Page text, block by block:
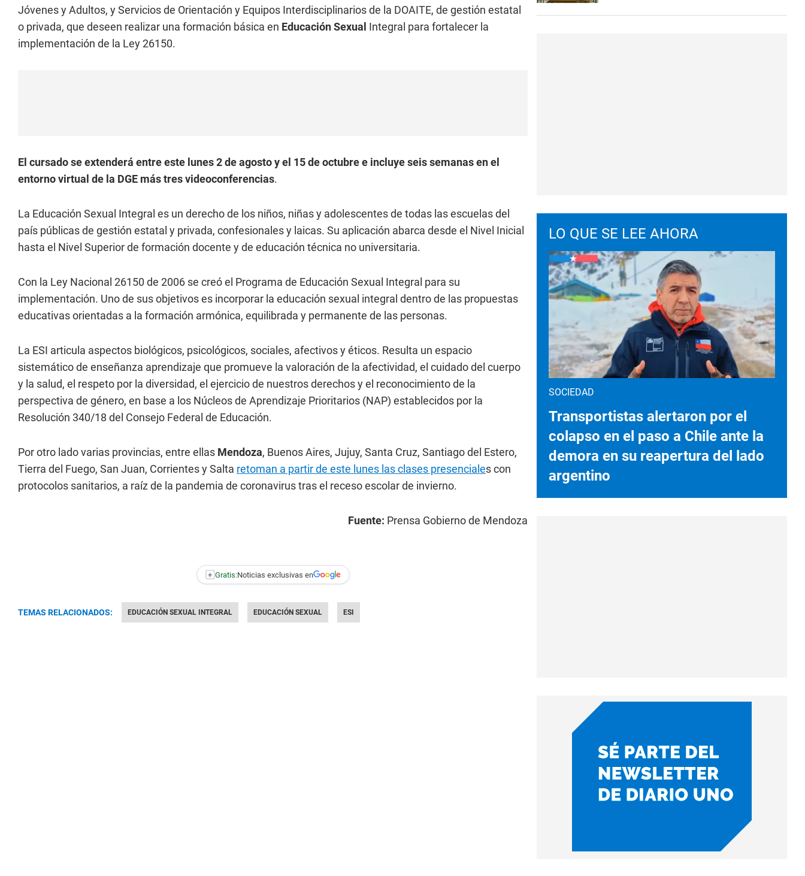
Jóvenes y Adultos, y Servicios de Orientación y Equipos Interdisciplinarios de la DOAITE, de gestión estatal
o privada, que deseen realizar una formación básica en Educación Sexual Integral para fortalecer la
implementación de la Ley 26150.
El cursado se extenderá entre este lunes 2 de agosto y el 15 de octubre e incluye seis semanas en el
entorno virtual de la DGE más tres videoconferencias.
La Educación Sexual Integral es un derecho de los niños, niñas y adolescentes de todas las escuelas del
país públicas de gestión estatal y privada, confesionales y laicas. Su aplicación abarca desde el Nivel Inicial
hasta el Nivel Superior de formación docente y de educación técnica no universitaria.
Con la Ley Nacional 26150 de 2006 se creó el Programa de Educación Sexual Integral para su
implementación. Uno de sus objetivos es incorporar la educación sexual integral dentro de las propuestas
educativas orientadas a la formación armónica, equilibrada y permanente de las personas.
La ESI articula aspectos biológicos, psicológicos, sociales, afectivos y éticos. Resulta un espacio
sistemático de enseñanza aprendizaje que promueve la valoración de la afectividad, el cuidado del cuerpo
y la salud, el respeto por la diversidad, el ejercicio de nuestros derechos y el reconocimiento de la
perspectiva de género, en base a los Núcleos de Aprendizaje Prioritarios (NAP) establecidos por la
Resolución 340/18 del Consejo Federal de Educación.
Por otro lado varias provincias, entre ellas Mendoza, Buenos Aires, Jujuy, Santa Cruz, Santiago del Estero,
Tierra del Fuego, San Juan, Corrientes y Salta retoman a partir de este lunes las clases presenciales con
protocolos sanitarios, a raíz de la pandemia de coronavirus tras el receso escolar de invierno.
Fuente: Prensa Gobierno de Mendoza
+ Gratis:Noticias exclusivas en
TEMAS RELACIONADOS: EDUCACIÓN SEXUAL INTEGRAL EDUCACIÓN SEXUAL ESI
LO QUE SE LEE AHORA
SOCIEDAD
Transportistas alertaron por el
colapso en el paso a Chile ante la
demora en su reapertura del lado
argentino